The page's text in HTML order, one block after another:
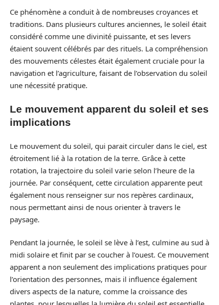
Ce phénomène a conduit à de nombreuses croyances et
traditions. Dans plusieurs cultures anciennes, le soleil était
considéré comme une divinité puissante, et ses levers
étaient souvent célébrés par des rituels. La compréhension
des mouvements célestes était également cruciale pour la
navigation et l’agriculture, faisant de l’observation du soleil
une nécessité pratique.
Le mouvement apparent du soleil et ses
implications
Le mouvement du soleil, qui parait circuler dans le ciel, est
étroitement lié à la rotation de la terre. Grâce à cette
rotation, la trajectoire du soleil varie selon l’heure de la
journée. Par conséquent, cette circulation apparente peut
également nous renseigner sur nos repères cardinaux,
nous permettant ainsi de nous orienter à travers le
paysage.
Pendant la journée, le soleil se lève à l’est, culmine au sud à
midi solaire et finit par se coucher à l’ouest. Ce mouvement
apparent a non seulement des implications pratiques pour
l’orientation des personnes, mais il influence également
divers aspects de la nature, comme la croissance des